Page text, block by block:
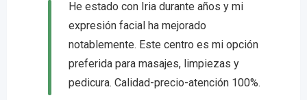
He estado con Iria durante años y mi
expresión facial ha mejorado
notablemente. Este centro es mi opción
preferida para masajes, limpiezas y
pedicura. Calidad-precio-atención 100%.